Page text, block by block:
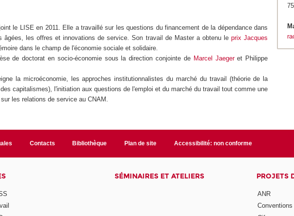
le LISE en 2011. Elle a travaillé sur les questions du financement de la dépendance dans
âgées, les offres et innovations de service. Son travail de Master a obtenu leprix Jacques
dans le champ de l'économie sociale et solidaire.
de doctorat en socio-économie sous la direction conjointe de Marcel Jaegeret Philippe
la microéconomie, les approches institutionnalistes du marché du travail (théorie de la
capitalismes), l'initiation aux questions de l'emploi et du marché du travail tout comme une
sur les relations de service au CNAM.
Contacts Bibliothèque Plan de site Accessibilité: non conforme
SÉMINAIRES ET ATELIERS PROJETS
ANR
Conventions